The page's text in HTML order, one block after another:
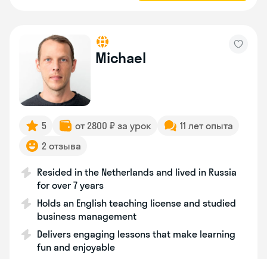
Michael
5 от 2800 ₽ за урок
11 лет опыта
2 отзыва
Resided in the Netherlands and lived in Russia
for over 7 years
Holds an English teaching license and studied
business management
Delivers engaging lessons that make learning
fun and enjoyable